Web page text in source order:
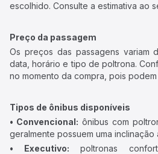
escolhido. Consulte a estimativa ao
Preço da passagem
Os preços das passagens variam
data, horário e tipo de poltrona.
no momento da compra, pois
Tipos de ônibus disponíveis
• Convencional: ônibus com
geralmente possuem uma
• Executivo: poltronas